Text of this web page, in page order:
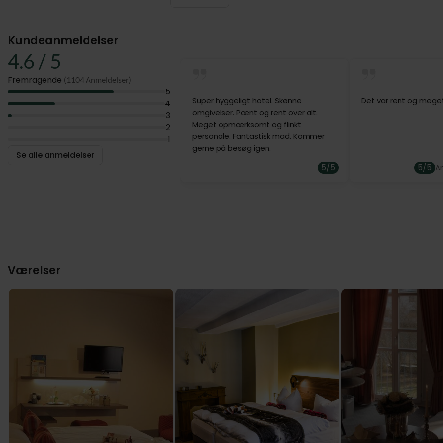
Der er gratis parkering ved hotellet, og under opholdet har I gratis
Værelser
Hotellet har værelser i forskellige kategorier, og tilbyder alle et
En del af hotellet er holdt i sin gamle stil og har ikke elevator, og her
Kundeanmeldelser
4.6 / 5
Fremragende (1104 Anmeldelser)
5
4
3
2
1
Se alle anmeldelser
Super hyggeligt hotel. Skønne
omgivelser. Pænt og rent over alt.
Meget opmærksomt og flinkt
personale. Fantastisk mad. Kommer
gerne på besøg igen.
5/5
Det var rent og
5/5
Værelser